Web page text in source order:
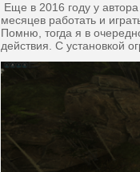
Еще в 2016 году у
месяцев работать и
Помню, тогда я в
действия. С установкой